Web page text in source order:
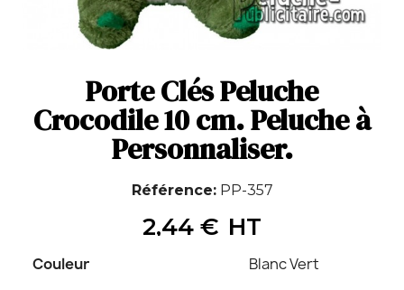
Porte Clés Peluche
Crocodile 10 cm. Peluche à
Personnaliser.
Référence PP-357
2,44 € HT
Couleur Blanc Vert